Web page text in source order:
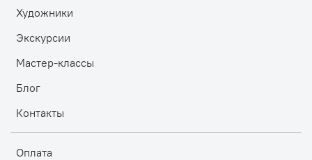
Художники
Экскурсии
Мастер-классы
Блог
Контакты
Оплата